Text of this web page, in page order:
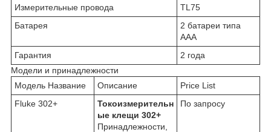
Измерительные провода
TL75
Батарея
2 батареи типа
ААA
Гарантия
2 года
Модели и принадлежности
Модель Название
Описание
Price List
Fluke 302+
Токоизмерительн
ые клещи 302+
Принадлежности,
По запросу